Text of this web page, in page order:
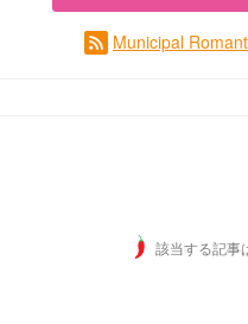
Municipal
該当する記事